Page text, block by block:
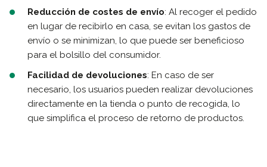
Reducción de costes de envío: Al recoger el pedido
en lugar de recibirlo en casa, se evitan los gastos de
envío o se minimizan, lo que puede ser beneficioso
para el bolsillo del consumidor.
Facilidad de devoluciones: En caso de ser
necesario, los usuarios pueden realizar devoluciones
directamente en la tienda o punto de recogida, lo
que simplifica el proceso de retorno de productos.